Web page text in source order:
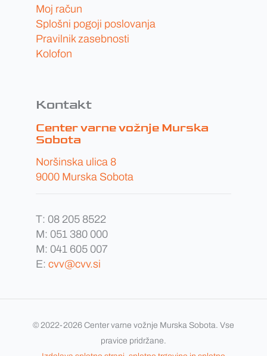
Moj račun
Splošni pogoji poslovanja
Pravilnik zasebnosti
Kolofon
Kontakt
Center varne vožnje Murska
Sobota
Noršinska ulica 8
9000 Murska Sobota
T: 08 205 8522
M: 051 380 000
M: 041 605 007
E: cvv@cvv.si
© 2022-2026 Center varne vožnje Murska Sobota. Vse
pravice pridržane.